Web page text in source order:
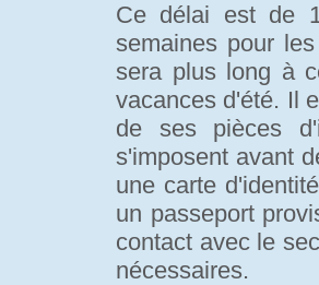
Ce délai est de
semaines pour
sera plus long à
vacances d'été. Il
de ses pièces
s'imposent avant
une carte
un passeport
contact avec le
nécessaires.